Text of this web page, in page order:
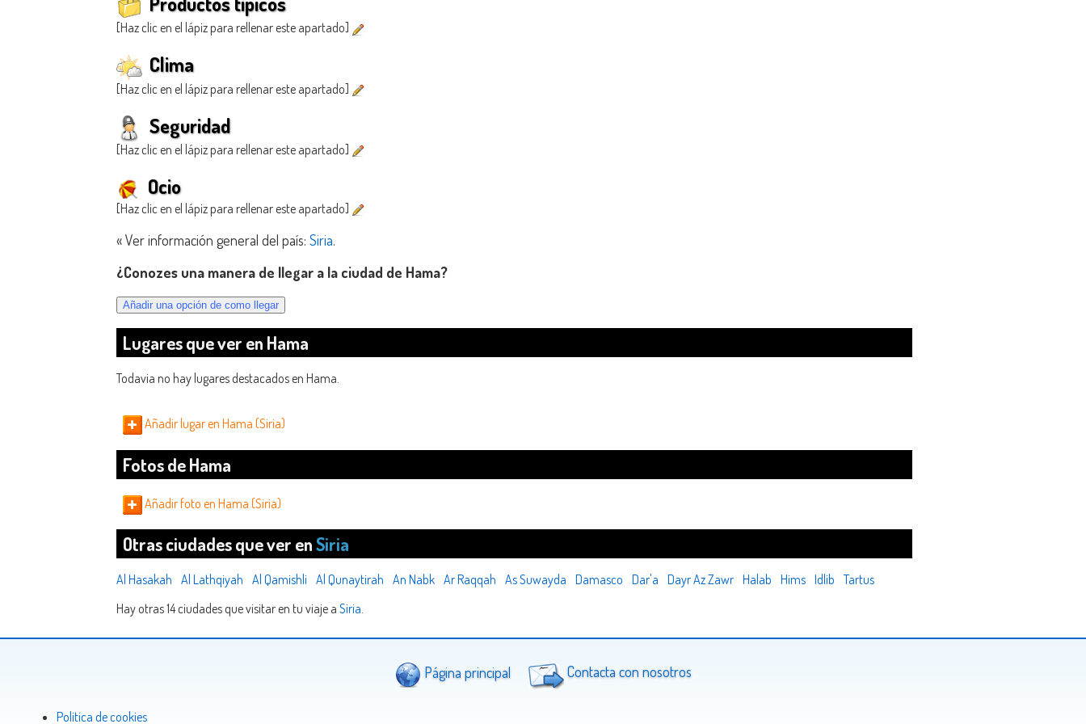
[Haz clic en el lápiz para rellenar este apartado]
Clima
[Haz clic en el lápiz para rellenar este apartado]
Seguridad
[Haz clic en el lápiz para rellenar este apartado]
Ocio
[Haz clic en el lápiz para rellenar este apartado]
« Ver información general del país: Siria.
¿Conozes una manera de llegar a la ciudad de Hama?
Lugares que ver en Hama
Todavia no hay lugares destacados en Hama.
Añadir lugar en Hama (Siria)
Fotos de Hama
Añadir foto en Hama (Siria)
Otras ciudades que ver enSiria
Al Hasakah Al Lathqiyah Al Qamishli Al Qunaytirah An Nabk Ar Raqqah As Suwayda Damasco Dar'a Dayr Az Zawr Halab Hims Idlib Tartus
Hay otras 14 ciudades que visitar en tu viaje a Siria.
Página principal Contacta con nosotros
Politica de cookies